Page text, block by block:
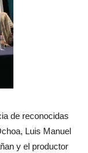
de reconocidas
Luis Manuel
y el productor